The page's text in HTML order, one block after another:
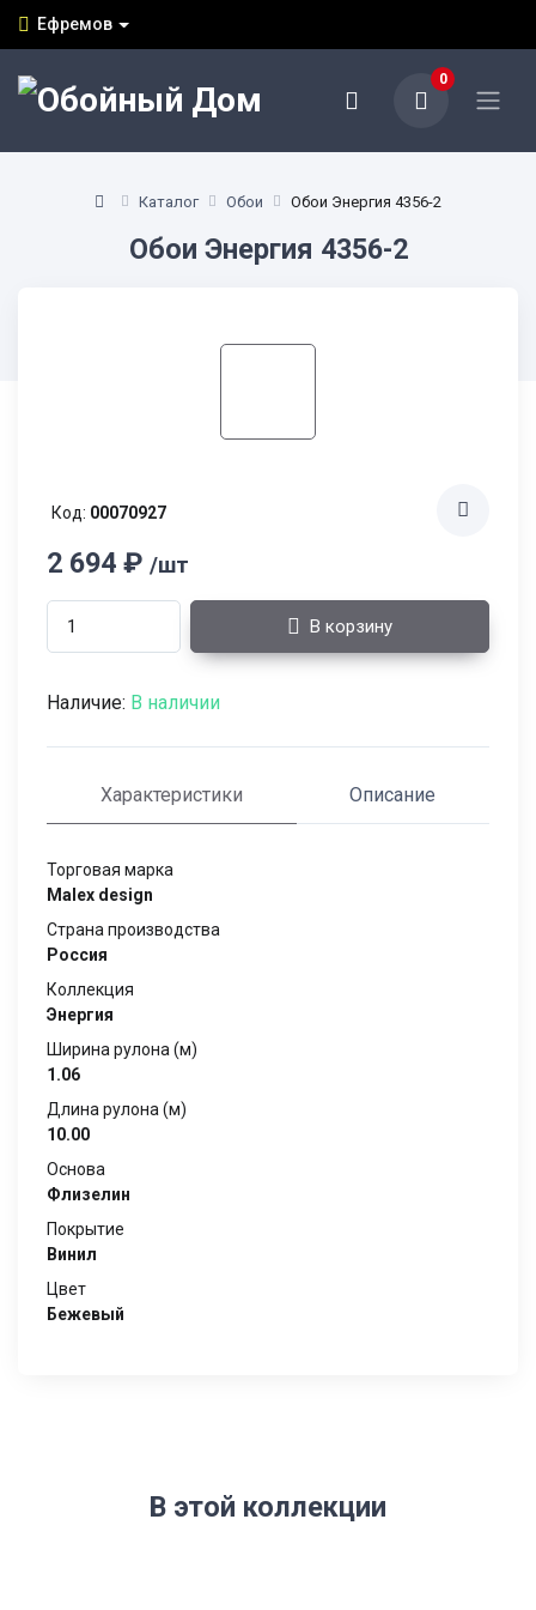
Ефремов
0
Каталог Обои Обои Энергия 4356-2
Обои Энергия 4356-2
Код: 00070927
2 694 ₽ /шт
В корзину
Наличие: В наличии
Характеристики Описание
Торговая марка
Malex design
Страна производства
Россия
Коллекция
Энергия
Ширина рулона (м)
1.06
Длина рулона (м)
10.00
Основа
Флизелин
Покрытие
Винил
Цвет
Бежевый
В этой коллекции